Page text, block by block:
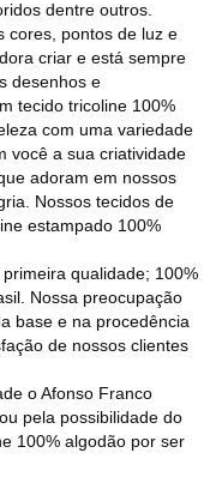
dentre outros.
cores, pontos de luz e
criar e está sempre
desenhos e
tecido tricoline 100%
com uma variedade
você a sua criatividade
adoram em nossos
Nossos tecidos de
estampado 100%
qualidade; 100%
Nossa preocupação
base e na procedência
de nossos clientes
o Afonso Franco
pela possibilidade do
100% algodão por ser